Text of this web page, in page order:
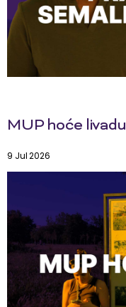
MUP hoće livadu
9 Jul 2026